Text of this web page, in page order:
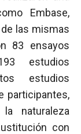
Embase,
las mismas
83 ensayos
estudios
estudios
participantes,
naturaleza
con